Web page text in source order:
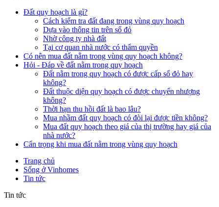
Đất quy hoạch là gì?
Cách kiểm tra đất đang trong vùng quy hoạch
Dựa vào thông tin trên sổ đỏ
Nhờ công ty nhà đất
Tại cơ quan nhà nước có thẩm quyền
Có nên mua đất nằm trong vùng quy hoạch không?
Hỏi - Đáp về đất nằm trong quy hoạch
Đất nằm trong quy hoạch có được cấp sổ đỏ hay
không?
Đất thuộc diện quy hoạch có được chuyển nhượng
không?
Thời hạn thu hồi đất là bao lâu?
Mua nhầm đất quy hoạch có đòi lại được tiền không?
Mua đất quy hoạch theo giá của thị trường hay giá của
nhà nước?
Cẩn trọng khi mua đất nằm trong vùng quy hoạch
Trang chủ
Sống ở Vinhomes
Tin tức
Tin tức